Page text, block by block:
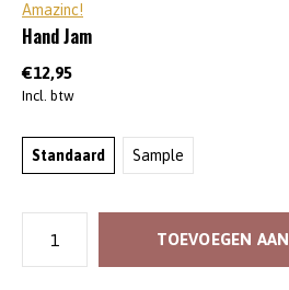
Amazinc!
Hand Jam
€12,95
Incl. btw
Standaard Sample
TOEVOEGEN